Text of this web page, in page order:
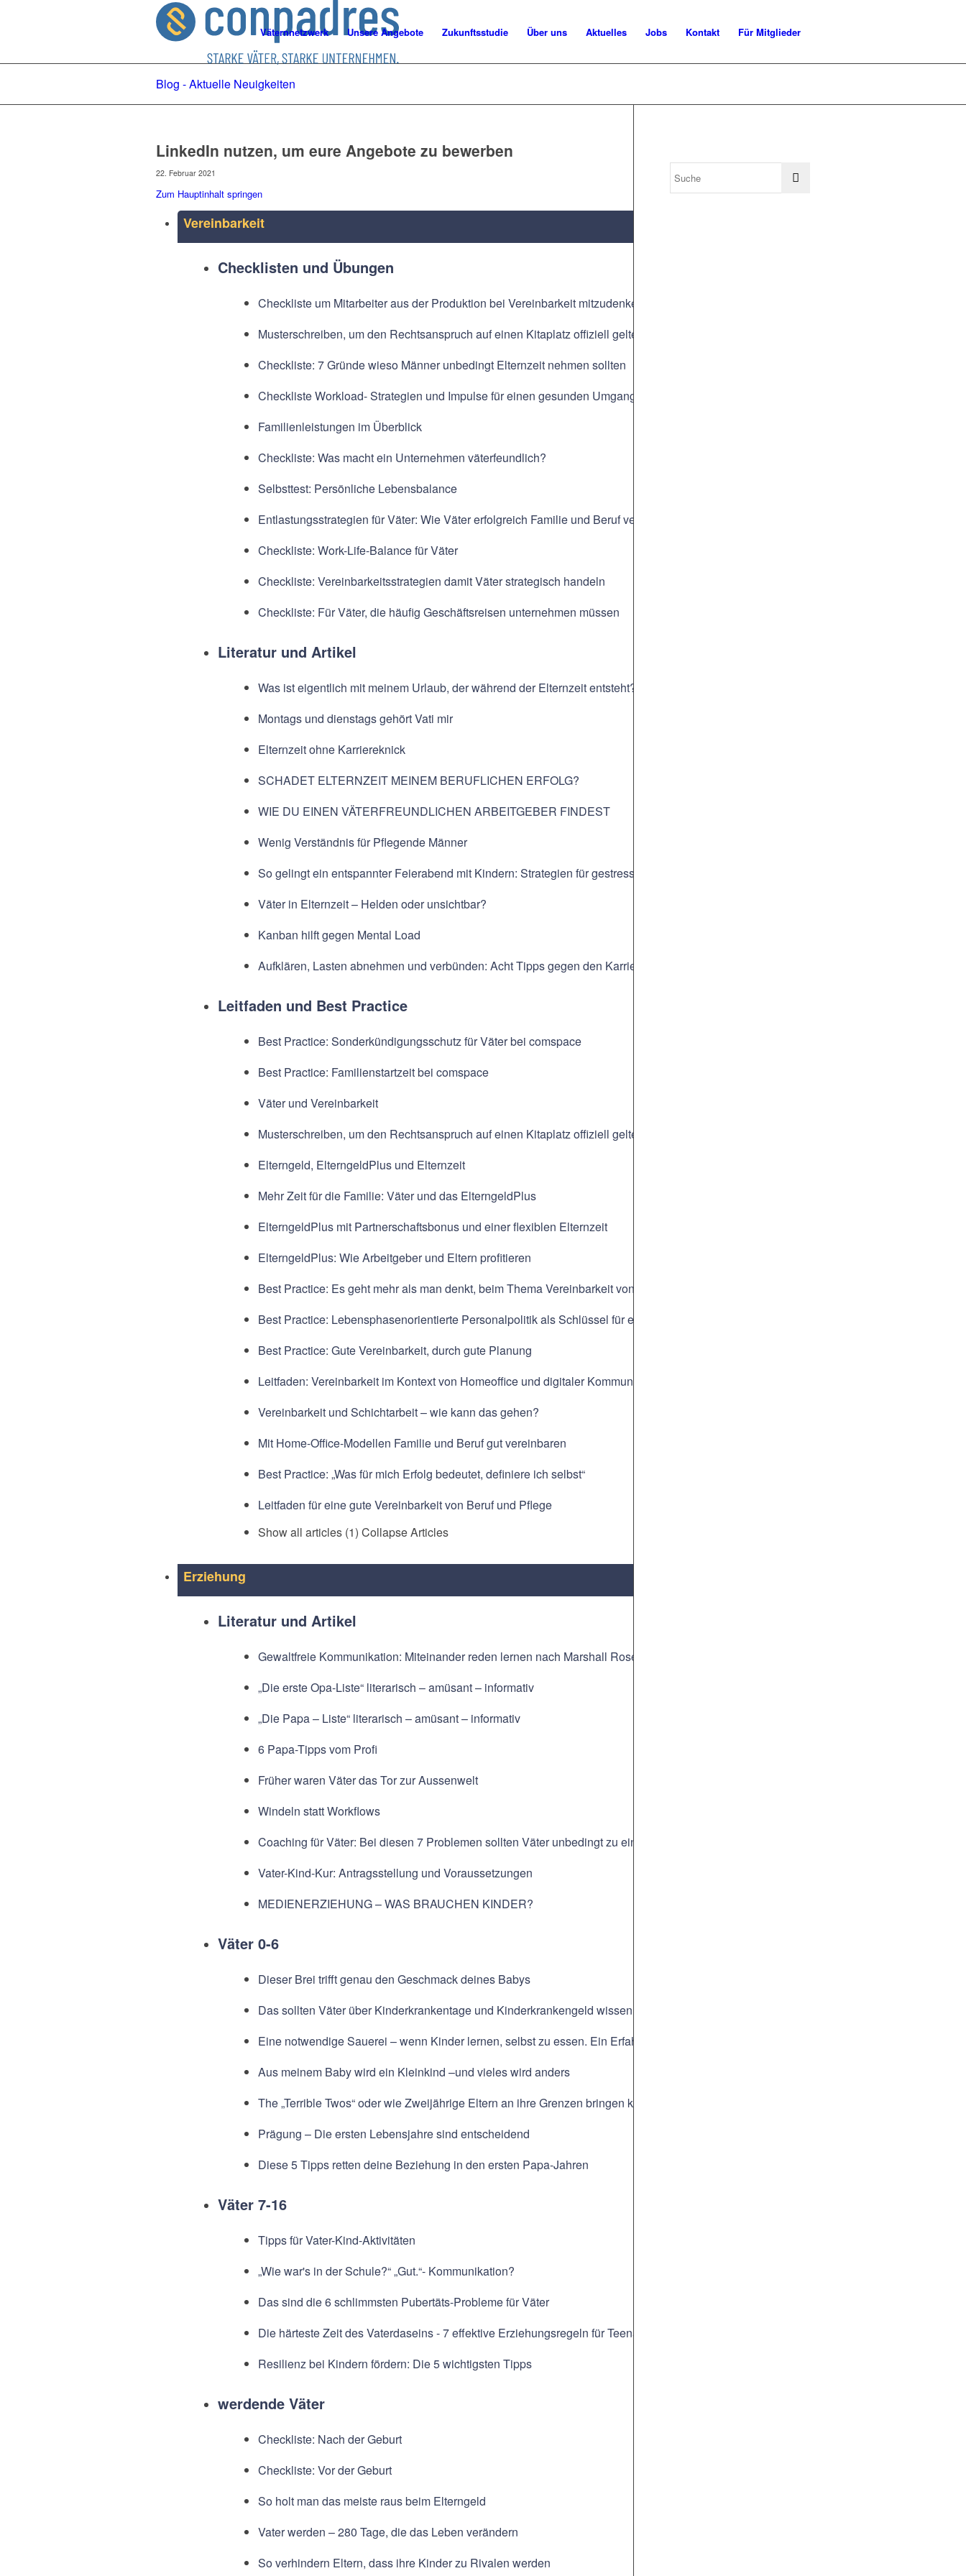
Väternnetzwerk Unsere Angebote Zukunftsstudie Über uns Aktuelles Jobs Kontakt Für Mitglieder
Blog - Aktuelle Neuigkeiten
LinkedIn nutzen, um eure Angebote zu bewerben
22. Februar 2021
Zum Hauptinhalt springen
Vereinbarkeit
Checklisten und Übungen
Checkliste um Mitarbeiter aus der Produktion bei Vereinbarkeit mitzudenken
Musterschreiben, um den Rechtsanspruch auf einen Kitaplatz offiziell geltend zumachen
Checkliste: 7 Gründe wieso Männer unbedingt Elternzeit nehmen sollten
Checkliste Workload- Strategien und Impulse für einen gesunden Umgang mit hoher Arbeitsbelastung
Familienleistungen im Überblick
Checkliste: Was macht ein Unternehmen väterfeundlich?
Selbsttest: Persönliche Lebensbalance
Entlastungsstrategien für Väter: Wie Väter erfolgreich Familie und Beruf vereinbaren können
Checkliste: Work-Life-Balance für Väter
Checkliste: Vereinbarkeitsstrategien damit Väter strategisch handeln
Checkliste: Für Väter, die häufig Geschäftsreisen unternehmen müssen
Literatur und Artikel
Was ist eigentlich mit meinem Urlaub, der während der Elternzeit entsteht?
Montags und dienstags gehört Vati mir
Elternzeit ohne Karriereknick
SCHADET ELTERNZEIT MEINEM BERUFLICHEN ERFOLG?
WIE DU EINEN VÄTERFREUNDLICHEN ARBEITGEBER FINDEST
Wenig Verständnis für Pflegende Männer
So gelingt ein entspannter Feierabend mit Kindern: Strategien für gestresste Eltern
Väter in Elternzeit – Helden oder unsichtbar?
Kanban hilft gegen Mental Load
Aufklären, Lasten abnehmen und verbünden: Acht Tipps gegen den Karrierekiller Mental Load
Leitfaden und Best Practice
Best Practice: Sonderkündigungsschutz für Väter bei comspace
Best Practice: Familienstartzeit bei comspace
Väter und Vereinbarkeit
Musterschreiben, um den Rechtsanspruch auf einen Kitaplatz offiziell geltend zumachen
Elterngeld, ElterngeldPlus und Elternzeit
Mehr Zeit für die Familie: Väter und das ElterngeldPlus
ElterngeldPlus mit Partnerschaftsbonus und einer flexiblen Elternzeit
ElterngeldPlus: Wie Arbeitgeber und Eltern profitieren
Best Practice: Es geht mehr als man denkt, beim Thema Vereinbarkeit von Familie und Beruf
Best Practice: Lebensphasenorientierte Personalpolitik als Schlüssel für eine gute Vereinbarkeit
Best Practice: Gute Vereinbarkeit, durch gute Planung
Leitfaden: Vereinbarkeit im Kontext von Homeoffice und digitaler Kommunikation zwischen Beruf und Familie
Vereinbarkeit und Schichtarbeit – wie kann das gehen?
Mit Home-Office-Modellen Familie und Beruf gut vereinbaren
Best Practice: „Was für mich Erfolg bedeutet, definiere ich selbst“
Leitfaden für eine gute Vereinbarkeit von Beruf und Pflege
Show all articles (1) Collapse Articles
Erziehung
Literatur und Artikel
Gewaltfreie Kommunikation: Miteinander reden lernen nach Marshall Rosenberg
„Die erste Opa-Liste“ literarisch – amüsant – informativ
„Die Papa – Liste“ literarisch – amüsant – informativ
6 Papa-Tipps vom Profi
Früher waren Väter das Tor zur Aussenwelt
Windeln statt Workflows
Coaching für Väter: Bei diesen 7 Problemen sollten Väter unbedingt zu einem Coach gehen
Vater-Kind-Kur: Antragsstellung und Voraussetzungen
MEDIENERZIEHUNG – WAS BRAUCHEN KINDER?
Väter 0-6
Dieser Brei trifft genau den Geschmack deines Babys
Das sollten Väter über Kinderkrankentage und Kinderkrankengeld wissen
Eine notwendige Sauerei – wenn Kinder lernen, selbst zu essen. Ein Erfahrungsbericht
Aus meinem Baby wird ein Kleinkind –und vieles wird anders
The „Terrible Twos“ oder wie Zweijährige Eltern an ihre Grenzen bringen können
Prägung – Die ersten Lebensjahre sind entscheidend
Diese 5 Tipps retten deine Beziehung in den ersten Papa-Jahren
Väter 7-16
Tipps für Vater-Kind-Aktivitäten
„Wie war's in der Schule?“ „Gut.“- Kommunikation?
Das sind die 6 schlimmsten Pubertäts-Probleme für Väter
Die härteste Zeit des Vaterdaseins - 7 effektive Erziehungsregeln für Teenager
Resilienz bei Kindern fördern: Die 5 wichtigsten Tipps
werdende Väter
Checkliste: Nach der Geburt
Checkliste: Vor der Geburt
So holt man das meiste raus beim Elterngeld
Vater werden – 280 Tage, die das Leben verändern
So verhindern Eltern, dass ihre Kinder zu Rivalen werden